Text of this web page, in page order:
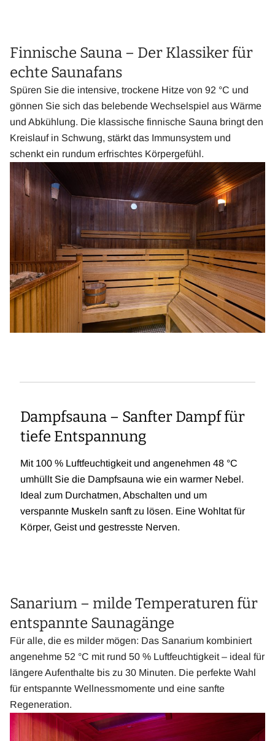
Finnische Sauna – Der Klassiker für
echte Saunafans
Spüren Sie die intensive, trockene Hitze von 92 °C und
gönnen Sie sich das belebende Wechselspiel aus Wärme
und Abkühlung. Die klassische finnische Sauna bringt den
Kreislauf in Schwung, stärkt das Immunsystem und
schenkt ein rundum erfrischtes Körpergefühl.
Dampfsauna – Sanfter Dampf für
tiefe Entspannung
Mit 100 % Luftfeuchtigkeit und angenehmen 48 °C
umhüllt Sie die Dampfsauna wie ein warmer Nebel.
Ideal zum Durchatmen, Abschalten und um
verspannte Muskeln sanft zu lösen. Eine Wohltat für
Körper, Geist und gestresste Nerven.
Sanarium – milde Temperaturen für
entspannte Saunagänge
Für alle, die es milder mögen: Das Sanarium kombiniert
angenehme 52 °C mit rund 50 % Luftfeuchtigkeit – ideal für
längere Aufenthalte bis zu 30 Minuten. Die perfekte Wahl
für entspannte Wellnessmomente und eine sanfte
Regeneration.